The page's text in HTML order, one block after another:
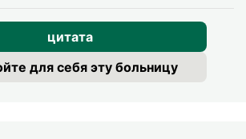
цитата
для себя эту больницу